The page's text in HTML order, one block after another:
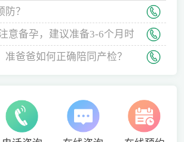
？
意备孕，建议准备3-6个月时
准爸爸如何正确陪同产检？